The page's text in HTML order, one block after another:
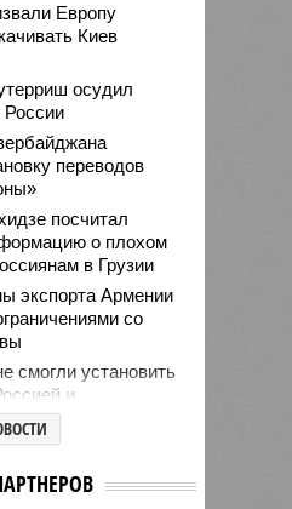
Европу
Киев
осудил
переводов
посчитал
о плохом
в Грузии
экспорта Армении
со
смогли установить
и
кризисом в Сеуте
причины